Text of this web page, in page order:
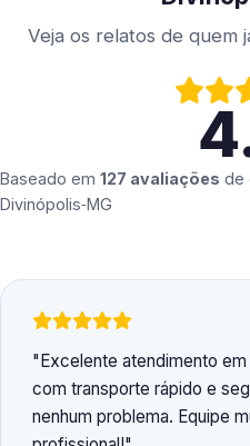
Veja os relatos de quem
Baseado em 127 avaliações de
Divinópolis‑MG
Excelente atendimento
com transporte rápido e
nenhum problema. Equipe